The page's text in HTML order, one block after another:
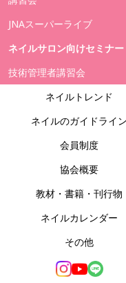
JNAスーパーライブ
ネイルサロン向けセミナー
技術管理者講習会
ネイルトレンド
ネイルのガイドライン
会員制度
協会概要
教材・書籍・刊行物
ネイルカレンダー
その他